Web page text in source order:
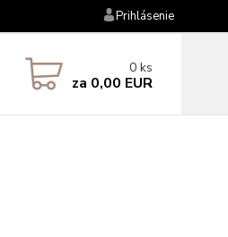
Prihlásenie
0 ks
za 0,00 EUR